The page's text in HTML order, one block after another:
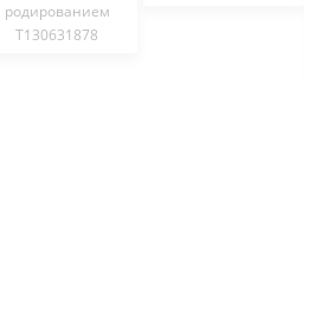
родированием
Т130631878